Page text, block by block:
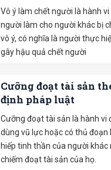
Vô ý làm chết người là hành
người làm cho người khác bị
vô ý, có nghĩa là người thực
gây hậu quả chết người
Cưỡng đoạt tài sản
định pháp luật
Cưỡng đoạt tài sản là hành vi
dùng vũ lực hoặc có thủ đoạn
hiếp tinh thần của người khác
chiếm đoạt tài sản của họ.